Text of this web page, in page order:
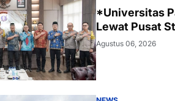
*Universitas
Lewat Pusat
Agustus 06, 2026